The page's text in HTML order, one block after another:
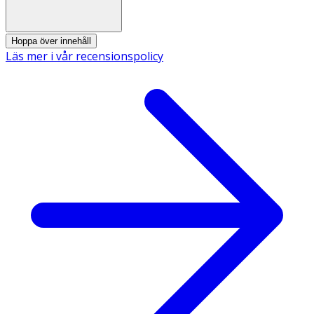
Hoppa över innehåll
Läs mer i vår recensionspolicy